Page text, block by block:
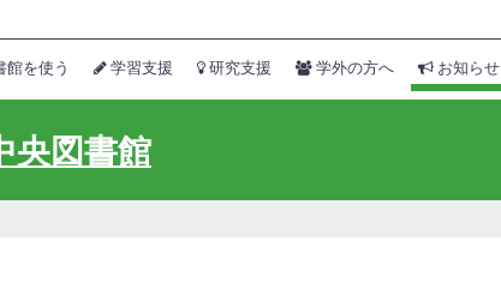
館を使う 学習支援 研究支援 学外の方へ お知らせ
央図書館